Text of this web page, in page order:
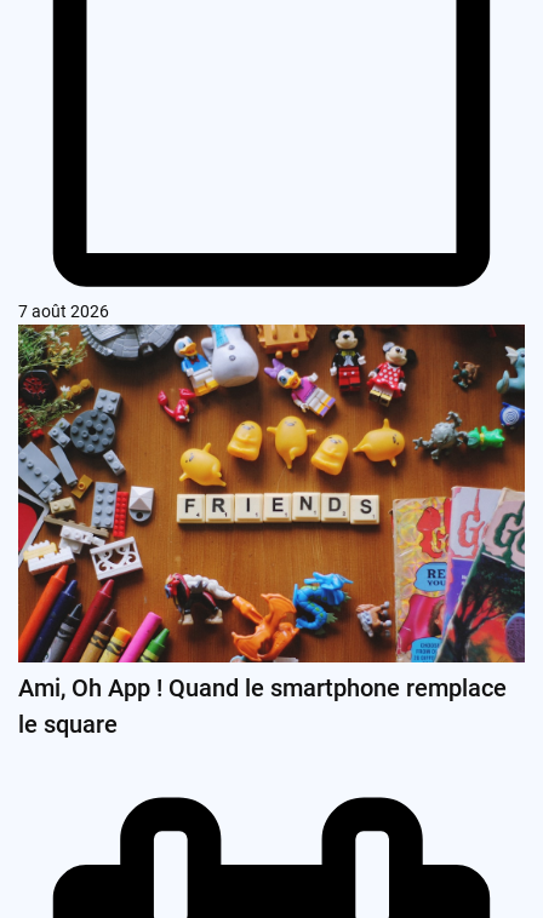
7 août 2026
Ami, Oh App ! Quand le smartphone remplace
le square